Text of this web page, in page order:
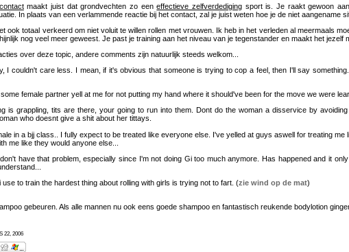
maakt juist dat grondvechten zo eeneffectieve zelfverdedigingsport is. Je raakt gewoon
In plaats van een verlammende reactie bij het contact, zal je juist weten hoe je de niet aangename
ook totaal verkeerd om niet voluit te willen rollen met vrouwen. Ik heb in het verleden al meermaals
nog veel meer geweest. Je past je training aan het niveau van je tegenstander en maakt het jezelf
over deze topic, andere comments zijn natuurlijk steeds welkom...
I couldn't care less. I mean, if it's obvious that someone is trying to cop a feel, then I'll say
female partner yell at me for not putting my hand where it should've been for the move we were
is grappling, tits are there, your going to run into them. Dont do the woman a disservice by
who doesnt give a shit about her tittays.
in a bjj class.. I fully expect to be treated like everyone else. I've yelled at guys aswell for treating
me like they would anyone else...
have that problem, especially since I'm not doing Gi too much anymore. Has happened and it
to train the hardest thing about rolling with girls is trying not to fart. (zie wind op de mat)
gebeuren. Als alle mannen nu ook eens goede shampoo en fantastisch reukende bodylotion
22, 2006